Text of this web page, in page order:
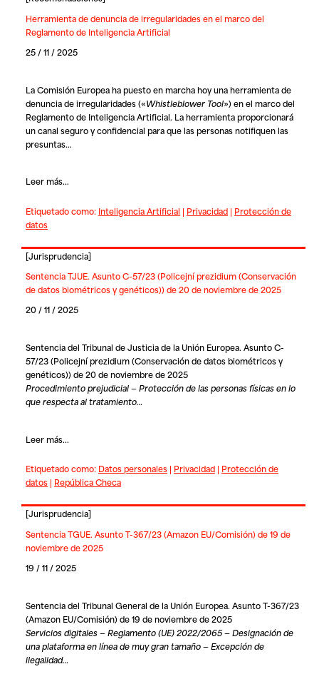
Herramienta de denuncia de irregularidades en el marco del
Reglamento de Inteligencia Artificial
25 / 11 / 2025
La Comisión Europea ha puesto en marcha hoy una herramienta de
denuncia de irregularidades («Whistleblower Tool») en el marco del
Reglamento de Inteligencia Artificial. La herramienta proporcionará
un canal seguro y confidencial para que las personas notifiquen las
presuntas…
Leer más...
Etiquetado como: Inteligencia Artificial | Privacidad| Protección de
datos
[Jurisprudencia]
Sentencia TJUE. Asunto C-57/23 (Policejní prezidium (Conservación
de datos biométricos y genéticos)) de 20 de noviembre de 2025
20 / 11 / 2025
Sentencia del Tribunal de Justicia de la Unión Europea. Asunto C-
57/23 (Policejní prezidium (Conservación de datos biométricos y
genéticos)) de 20 de noviembre de 2025
Procedimiento prejudicial — Protección de las personas físicas en lo
que respecta al tratamiento…
Leer más...
Etiquetado como: Datos personales| Privacidad| Protección de
datos| República Checa
[Jurisprudencia]
Sentencia TGUE. Asunto T-367/23 (Amazon EU/Comisión) de 19 de
noviembre de 2025
19 / 11 / 2025
Sentencia del Tribunal General de la Unión Europea. Asunto T-367/23
(Amazon EU/Comisión) de 19 de noviembre de 2025
Servicios digitales — Reglamento (UE) 2022/2065 — Designación de
una plataforma en línea de muy gran tamaño — Excepción de
ilegalidad…